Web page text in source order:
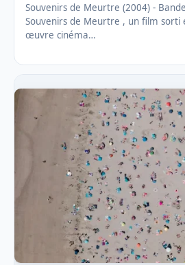
Souvenirs de Meurtre (2004) -
Souvenirs de Meurtre , un film sorti
œuvre cinéma…